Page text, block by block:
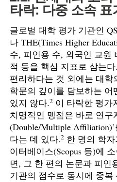
타락: 다중 소속 표
글로벌 대학 평가 기관인
나 THE(Times Higher
수, 피인용 수, 외국인 교원
적 등을 핵심 지표로 삼는다.
편리하다는 것 외에는 대
학문의 깊이를 담보하는
있지 않다.2 이 타락한 평가
치명적인 맹점은 바로 연구
(Double/Multiple
다는 데 있다.2 한 명의 학
이터베이스(Scopus 등)에
면, 그 한 편의 논문과 피인
기관의 점수로 동시에 중복